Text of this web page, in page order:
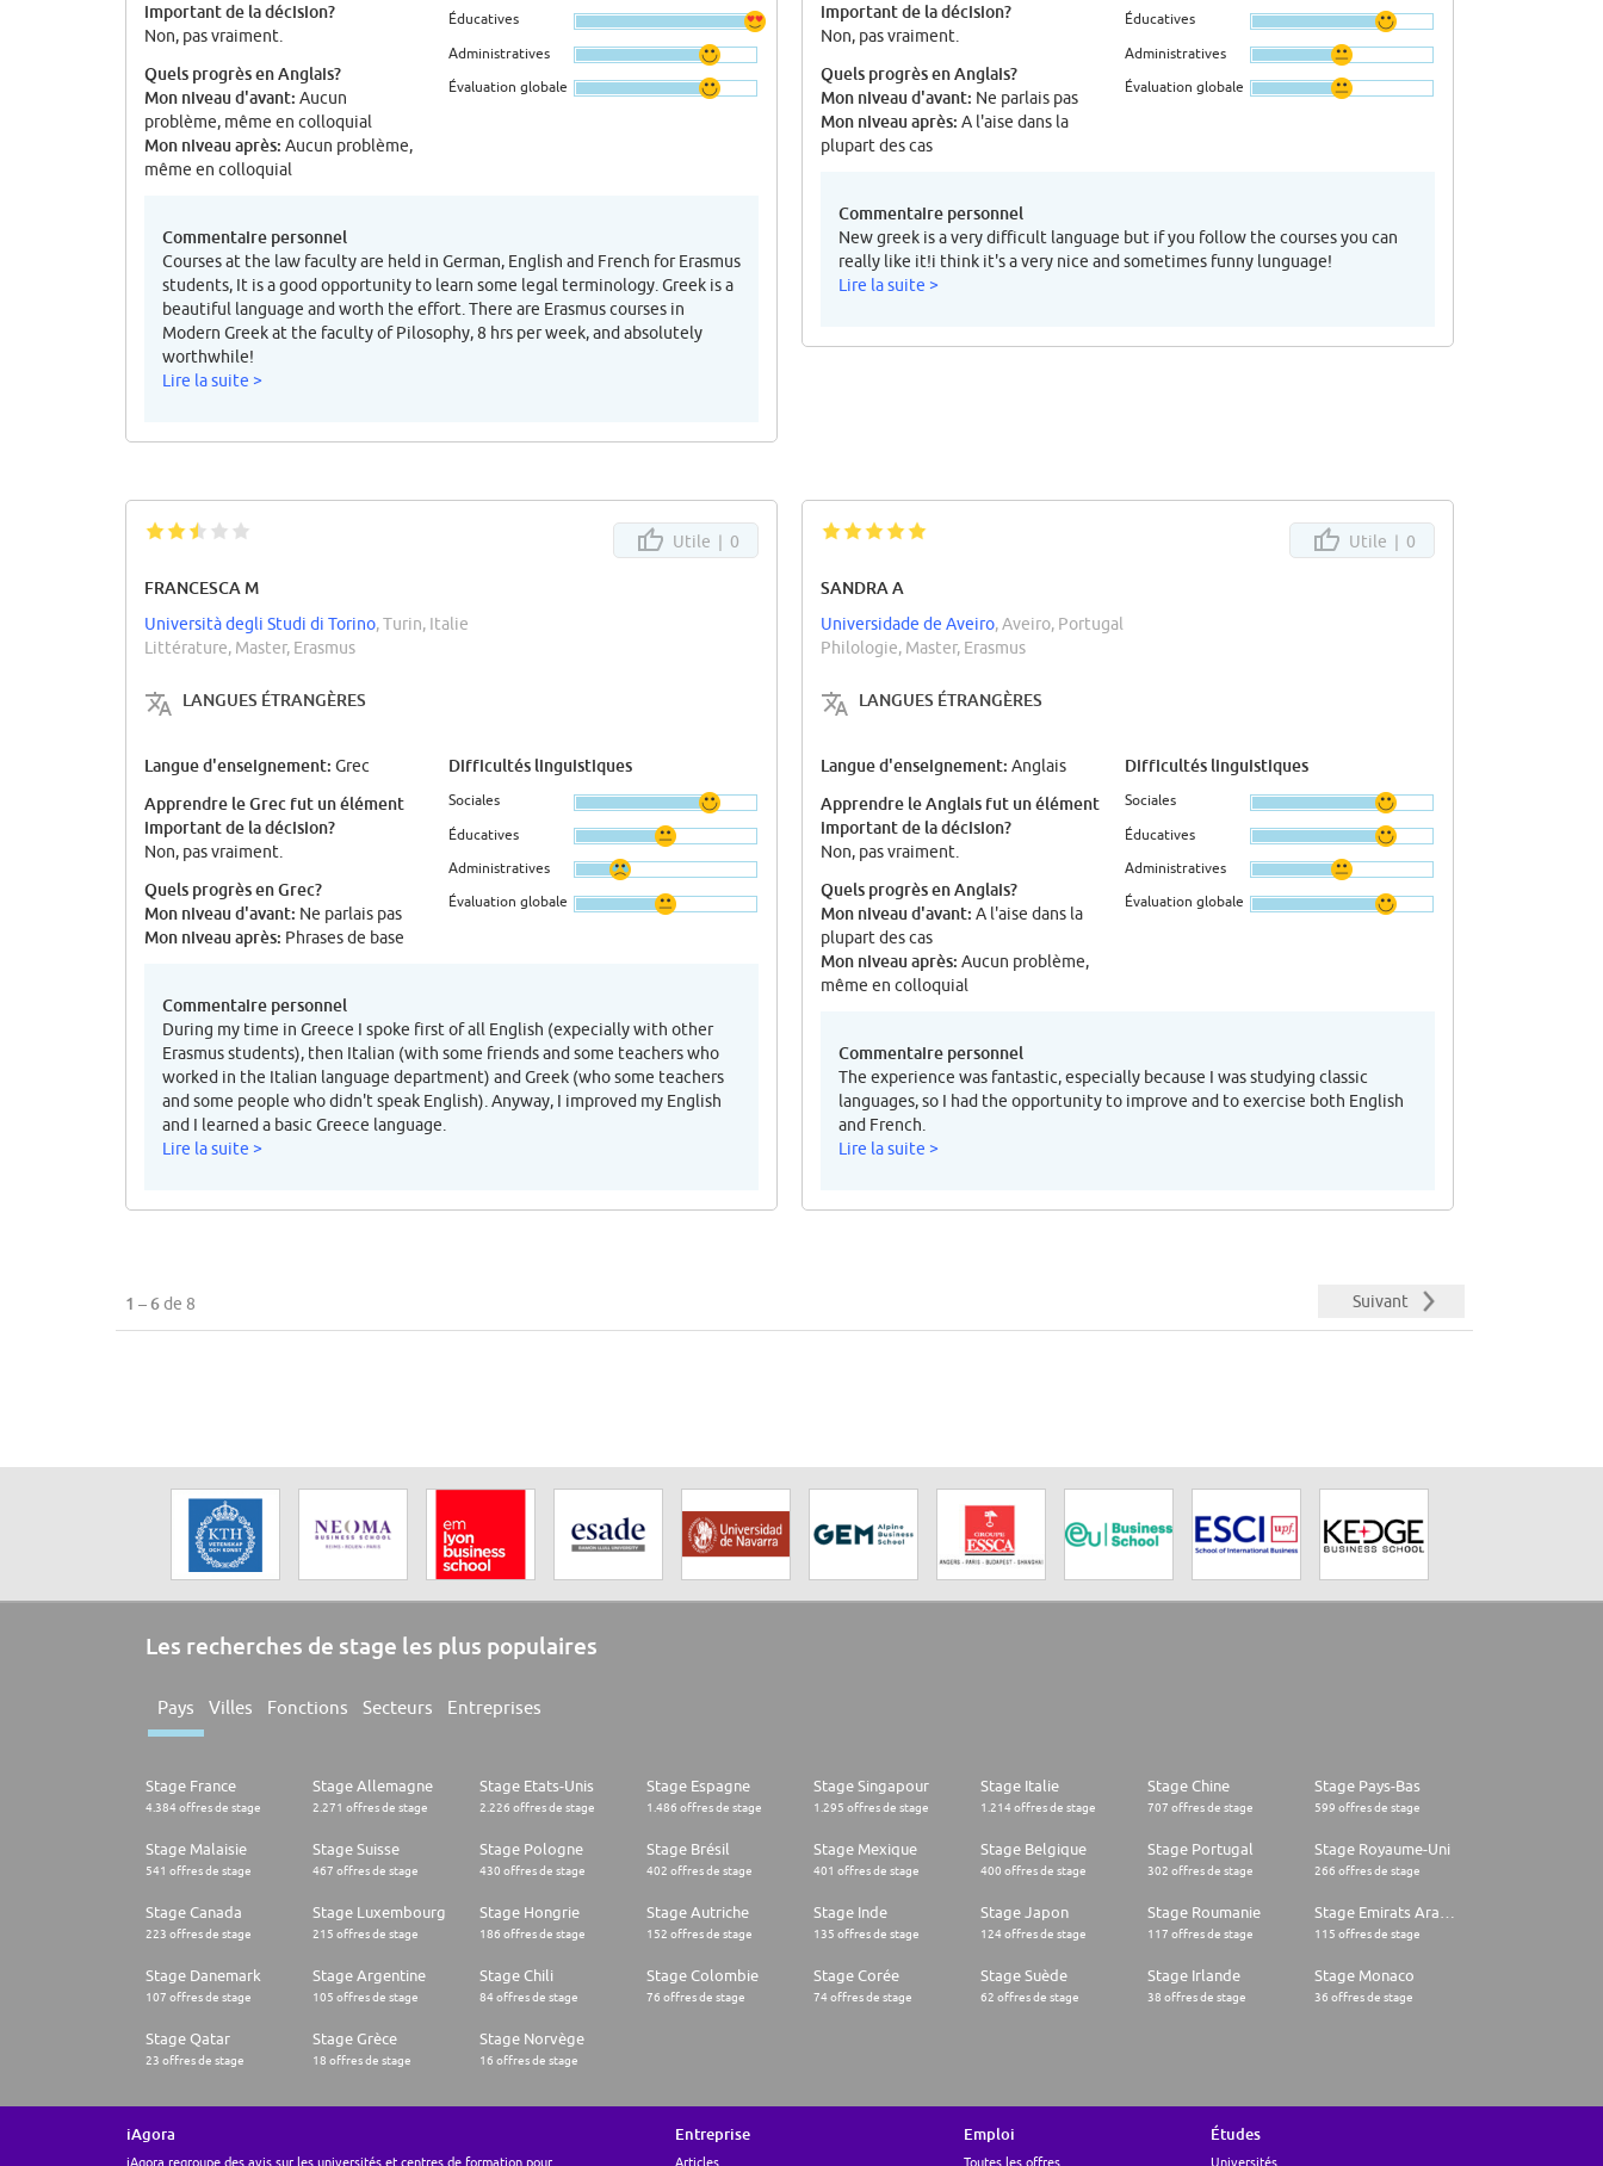
important de la décision?
Non, pas vraiment.
Quels progrès en Anglais?
Mon niveau d'avant: Aucun
problème, même en colloquial
Mon niveau après: Aucun problème,
même en colloquial
Éducatives
Administratives
Évaluation globale
Commentaire personnel
Courses at the law faculty are held in German, English and French for Erasmus
students, It is a good opportunity to learn some legal terminology. Greek is a
beautiful language and worth the effort. There are Erasmus courses in
Modern Greek at the faculty of Pilosophy, 8 hrs per week, and absolutely
worthwhile!
Lire la suite >
important de la décision?
Non, pas vraiment.
Quels progrès en Anglais?
Mon niveau d'avant: Ne parlais pas
Mon niveau après: A l'aise dans la
plupart des cas
Éducatives
Administratives
Évaluation globale
Commentaire personnel
New greek is a very difficult language but if you follow the courses you can
really like it!i think it's a very nice and sometimes funny lunguage!
Lire la suite >
Utile | 0
FRANCESCA M
Università degli Studi di Torino, Turin, Italie
Littérature, Master, Erasmus
LANGUES ÉTRANGÈRES
Langue d'enseignement: Grec
Apprendre le Grec fut un élément
important de la décision?
Non, pas vraiment.
Quels progrès en Grec?
Mon niveau d'avant: Ne parlais pas
Mon niveau après: Phrases de base
Difficultés linguistiques
Sociales
Éducatives
Administratives
Évaluation globale
Commentaire personnel
During my time in Greece I spoke first of all English (expecially with other
Erasmus students), then Italian (with some friends and some teachers who
worked in the Italian language department) and Greek (who some teachers
and some people who didn't speak English). Anyway, I improved my English
and I learned a basic Greece language.
Lire la suite >
Utile | 0
SANDRA A
Universidade de Aveiro, Aveiro, Portugal
Philologie, Master, Erasmus
LANGUES ÉTRANGÈRES
Langue d'enseignement: Anglais
Apprendre le Anglais fut un élément
important de la décision?
Non, pas vraiment.
Quels progrès en Anglais?
Mon niveau d'avant: A l'aise dans la
plupart des cas
Mon niveau après: Aucun problème,
même en colloquial
Difficultés linguistiques
Sociales
Éducatives
Administratives
Évaluation globale
Commentaire personnel
The experience was fantastic, especially because I was studying classic
languages, so I had the opportunity to improve and to exercise both English
and French.
Lire la suite >
1 – 6de 8 Suivant
Les recherches de stage les plus populaires
Pays Villes Fonctions Secteurs Entreprises
Stage France
4.384 offres de stage
Stage Allemagne
2.271 offres de stage
Stage Etats-Unis
2.226 offres de stage
Stage Espagne
1.486 offres de stage
Stage Singapour
1.295 offres de stage
Stage Italie
1.214 offres de stage
Stage Chine
707 offres de stage
Stage Pays-Bas
599 offres de stage
Stage Malaisie
541 offres de stage
Stage Suisse
467 offres de stage
Stage Pologne
430 offres de stage
Stage Brésil
402 offres de stage
Stage Mexique
401 offres de stage
Stage Belgique
400 offres de stage
Stage Portugal
302 offres de stage
Stage Royaume-Uni
266 offres de stage
Stage Canada
223 offres de stage
Stage Luxembourg
215 offres de stage
Stage Hongrie
186 offres de stage
Stage Autriche
152 offres de stage
Stage Inde
135 offres de stage
Stage Japon
124 offres de stage
Stage Roumanie
117 offres de stage 115 offres de stage
Stage Danemark
107 offres de stage
Stage Argentine
105 offres de stage
Stage Chili
84 offres de stage
Stage Colombie
76 offres de stage
Stage Corée
74 offres de stage
Stage Suède
62 offres de stage
Stage Irlande
38 offres de stage
Stage Monaco
36 offres de stage
Stage Qatar
23 offres de stage
Stage Grèce
18 offres de stage
Stage Norvège
16 offres de stage
iAgora
iAgora regroupe des avis sur les universités et centres de formation pour
Entreprise
Articles
Emploi
Toutes les offres
Études
Universités